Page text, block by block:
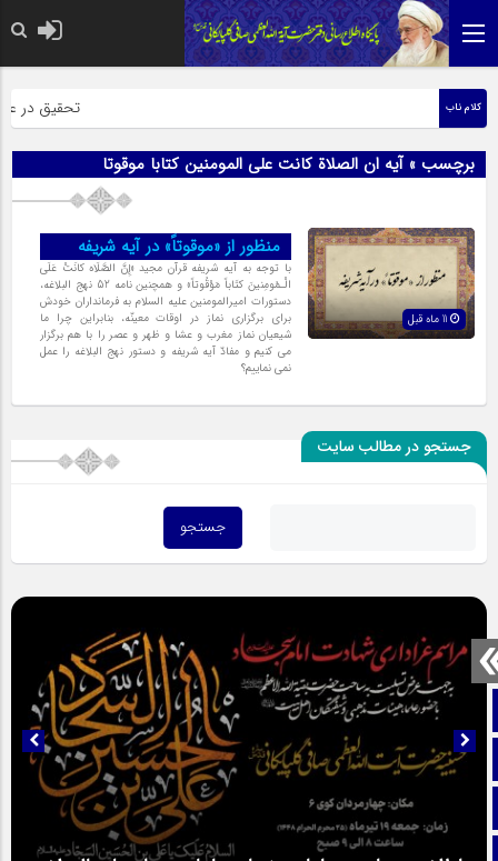
صفحه نخست
تماس با ما
آپارات
کلام ناب تحقیق در
برچسب » آیه ان الصلاة کانت علی المومنین کتابا موقوتا
منظور از «موقوتاً» در آیه شریفه
با توجه به آیه شریفه قرآن مجید «إِنَّ الصَّلَاه کانَتْ عَلَى
الْـمُومِنینَ کتَاباً مَوْقُوتاً» و همچنین نامه 52 نهج البلاغه،
دستورات امیرالمومنین علیه السلام به فرمانداران خودش
براى برگزارى نماز در اوقات معینّه، بنابراین چرا ما
شیعیان نماز مغرب و عشا و ظهر و عصر را با هم برگزار
مى ‌کنیم و مفادّ آیه شریفه و دستور نهج البلاغه را عمل
‌نمى ‌نماییم؟
جستجو در مطالب سایت